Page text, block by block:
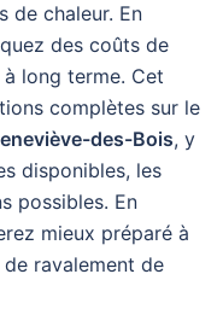
de chaleur. En
des coûts de
long terme. Cet
complètes sur le
des-Bois, y
disponibles, les
possibles. En
mieux préparé à
ravalement de